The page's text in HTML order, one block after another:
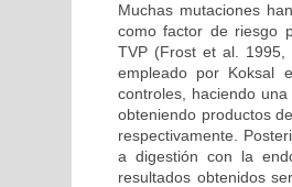
Muchas mutaciones
como factor de riesgo
TVP (Frost et al. 1995,
empleado por Koksal
controles, haciendo
obteniendo productos
respectivamente.
a digestión con la
resultados obtenidos